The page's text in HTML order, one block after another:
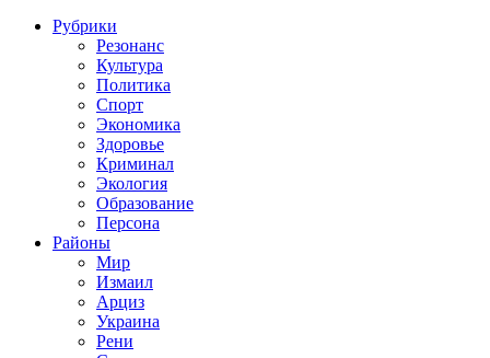
Рубрики
Резонанс
Культура
Политика
Спорт
Экономика
Здоровье
Криминал
Экология
Образование
Персона
Районы
Мир
Измаил
Арциз
Украина
Рени